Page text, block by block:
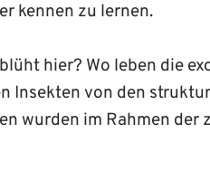
kennen zu lernen.
hier? Wo leben die
Insekten von den
wurden im Rahmen der